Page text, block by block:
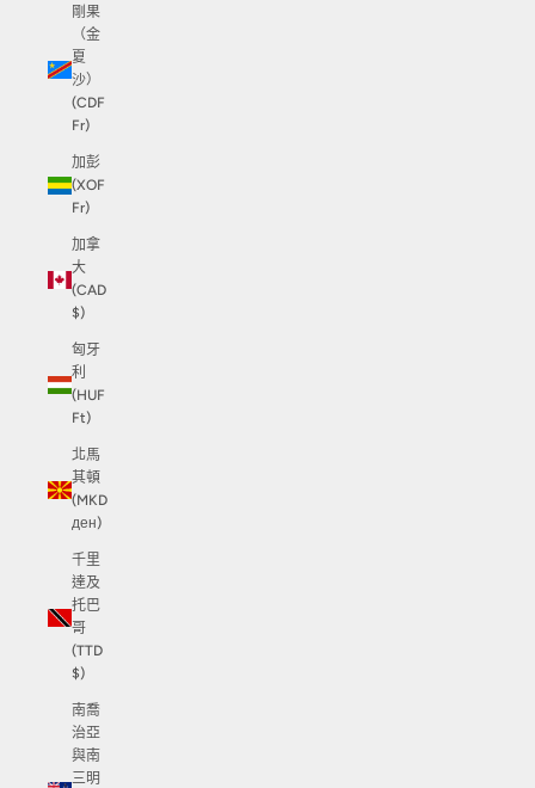
剛果
（金
夏
沙）
(CDF
Fr)
加彭
(XOF
Fr)
加拿
大
(CAD
$)
匈牙
利
(HUF
Ft)
北馬
其頓
(MKD
ден)
千里
達及
托巴
哥
(TTD
$)
南喬
治亞
與南
三明